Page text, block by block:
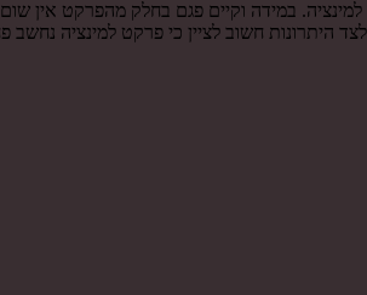
במידה וקיים פגם בחלק מהפרקט אין
חשוב לציין כי פרקט למינציה נחשב